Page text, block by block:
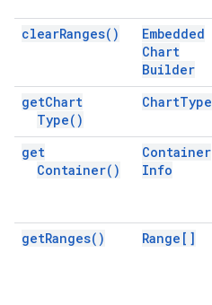
clearRanges( )
Embedded
Chart
Builder
getChart
Type( )
ChartType
get
Container( )
Container
Info
getRanges( ) Range[]